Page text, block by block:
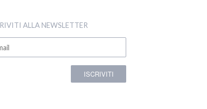
ALLA NEWSLETTER